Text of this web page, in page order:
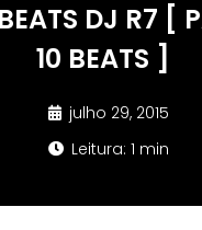
DJ R7 [
10 BEATS ]
julho 29, 2015
Leitura: 1 min